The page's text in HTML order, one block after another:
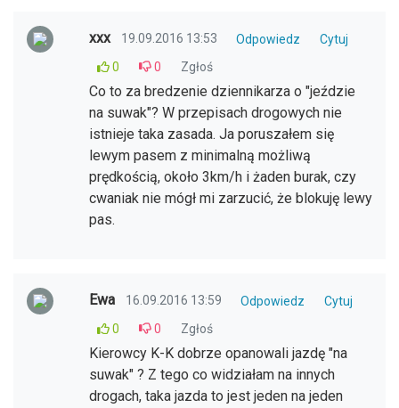
xxx 19.09.2016 13:53 Odpowiedz
Cytuj
0
0 Zgłoś
Co to za bredzenie dziennikarza o "jeździe
na suwak"? W przepisach drogowych nie
istnieje taka zasada. Ja poruszałem się
lewym pasem z minimalną możliwą
prędkością, około 3km/h i żaden burak, czy
cwaniak nie mógł mi zarzucić, że blokuję lewy
pas.
Ewa 16.09.2016 13:59 Odpowiedz
Cytuj
0
0 Zgłoś
Kierowcy K-K dobrze opanowali jazdę "na
suwak" ? Z tego co widziałam na innych
drogach, taka jazda to jest jeden na jeden